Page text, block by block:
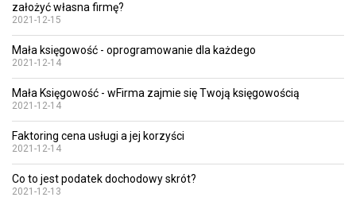
założyć własna firmę?
2021-12-15
Mała księgowość - oprogramowanie dla każdego
2021-12-14
Mała Księgowość - wFirma zajmie się Twoją księgowością
2021-12-14
Faktoring cena usługi a jej korzyści
2021-12-14
Co to jest podatek dochodowy skrót?
2021-12-13